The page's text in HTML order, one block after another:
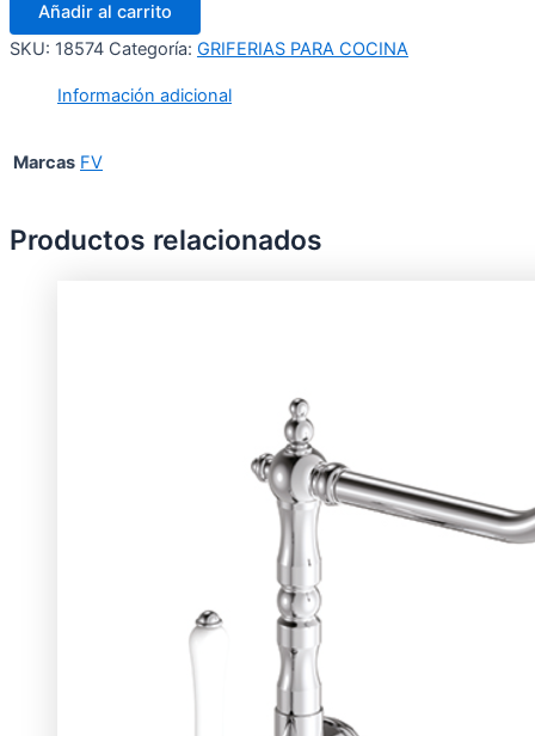
Añadir al carrito
SKU: 18574 Categoría: GRIFERIAS PARA COCINA
Información adicional
Marcas FV
Productos relacionados